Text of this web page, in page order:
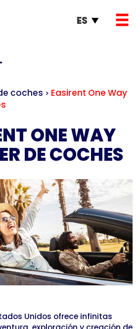
ES
coches > Easirent One Way
ONE WAY
DE COCHES
Unidos ofrece infinitas